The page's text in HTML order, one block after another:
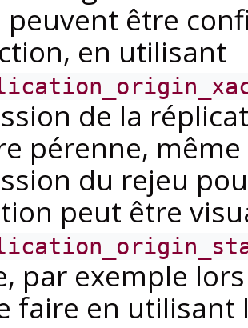
peuvent être
en utilisant
de la
pérenne,
du rejeu
peut être
par exemple
faire en utilisant